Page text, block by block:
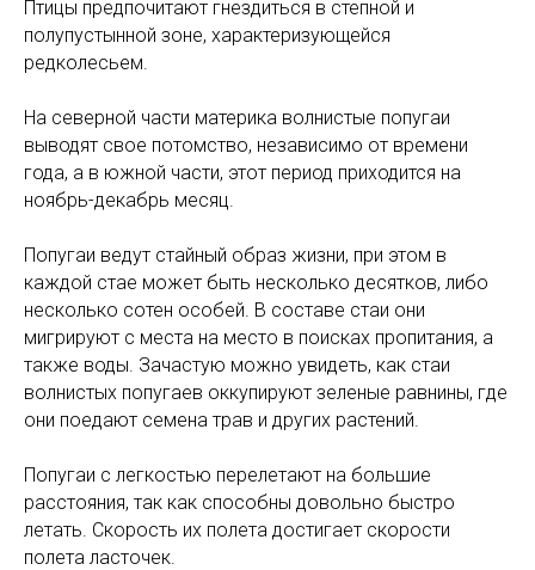
Птицы предпочитают гнездиться в степной и
полупустынной зоне, характеризующейся
редколесьем.
На северной части материка волнистые попугаи
выводят свое потомство, независимо от времени
года, а в южной части, этот период приходится на
ноябрь-декабрь месяц.
Попугаи ведут стайный образ жизни, при этом в
каждой стае может быть несколько десятков, либо
несколько сотен особей. В составе стаи они
мигрируют с места на место в поисках пропитания, а
также воды. Зачастую можно увидеть, как стаи
волнистых попугаев оккупируют зеленые равнины, где
они поедают семена трав и других растений.
Попугаи с легкостью перелетают на большие
расстояния, так как способны довольно быстро
летать. Скорость их полета достигает скорости
полета ласточек.